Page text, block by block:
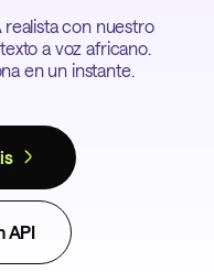
con nuestro
a voz africano.
en un instante.
API